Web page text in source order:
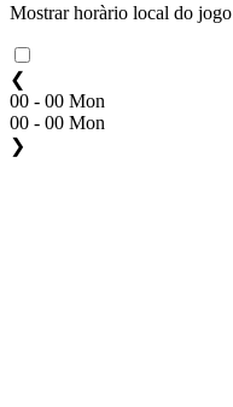
Mostrar horàrio local do jogo
❮
00 - 00 Mon
00 - 00 Mon
❯